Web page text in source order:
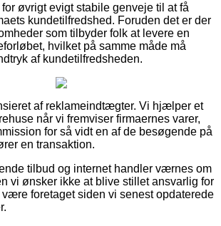
øvrigt evigt stabile genveje til at få
kundetilfredshed. Foruden det er der
som tilbyder folk at levere en
hvilket på samme måde må
af kundetilfredsheden.
af reklameindtægter. Vi hjælper et
når vi fremviser firmaernes varer,
for så vidt en af de besøgende på
en transaktion.
tilbud og internet handler værnes om
vi ønsker ikke at blive stillet ansvarlig for
være foretaget siden vi senest opdaterede